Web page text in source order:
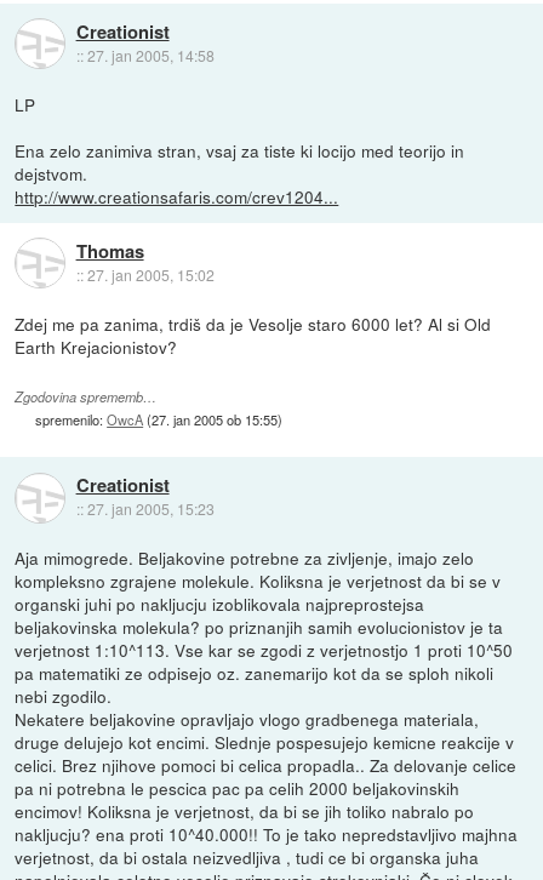
Creationist
::27. jan 2005, 14:58
LP
Ena zelo zanimiva stran, vsaj za tiste ki locijo med teorijo in
dejstvom.
http://www.creationsafaris.com/crev1204...
Thomas
::27. jan 2005, 15:02
Zdej me pa zanima, trdiš da je Vesolje staro 6000 let? Al si Old
Earth Krejacionistov?
Zgodovina sprememb…
spremenilo:OwcA(27. jan 2005 ob 15:55)
Creationist
::27. jan 2005, 15:23
Aja mimogrede. Beljakovine potrebne za zivljenje, imajo zelo
kompleksno zgrajene molekule. Koliksna je verjetnost da bi se v
organski juhi po nakljucju izoblikovala najpreprostejsa
beljakovinska molekula? po priznanjih samih evolucionistov je ta
verjetnost 1:10^113. Vse kar se zgodi z verjetnostjo 1 proti 10^50
pa matematiki ze odpisejo oz. zanemarijo kot da se sploh nikoli
nebi zgodilo.
Nekatere beljakovine opravljajo vlogo gradbenega materiala,
druge delujejo kot encimi. Slednje pospesujejo kemicne reakcije v
celici. Brez njihove pomoci bi celica propadla.. Za delovanje celice
pa ni potrebna le pescica pac pa celih 2000 beljakovinskih
encimov! Koliksna je verjetnost, da bi se jih toliko nabralo po
nakljucju? ena proti 10^40.000!! To je tako nepredstavljivo majhna
verjetnost, da bi ostala neizvedljiva , tudi ce bi organska juha